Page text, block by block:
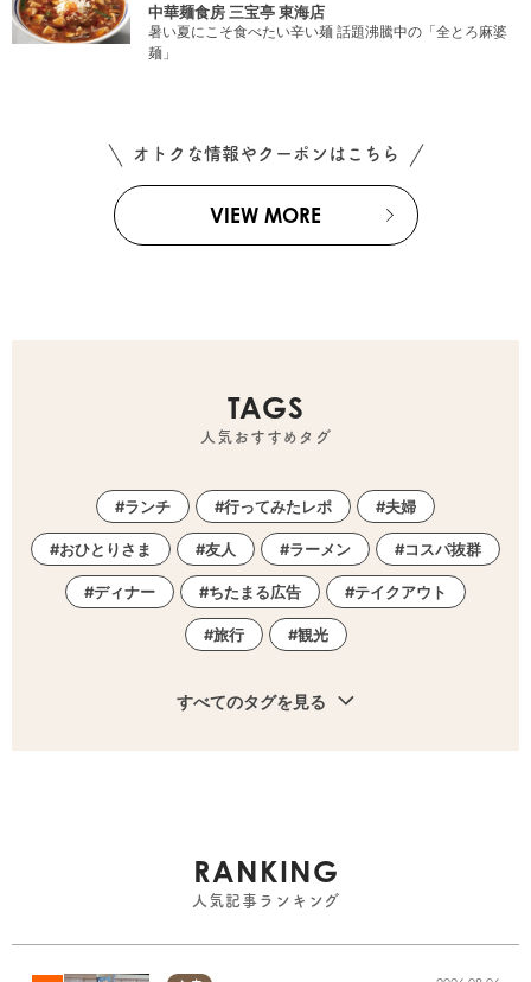
中華麺食房 三宝亭 東海店
暑い夏にこそ食べたい辛い麺 話題沸騰中の「全とろ麻婆
麺」
オトクな情報やクーポンはこちら
VIEW MORE
TAGS
人気おすすめタグ
ランチ 行ってみたレポ 夫婦
おひとりさま 友人 ラーメン コスパ抜群
ディナー ちたまる広告 テイクアウト
旅行 観光
すべてのタグを見る
RANKING
人気記事ランキング